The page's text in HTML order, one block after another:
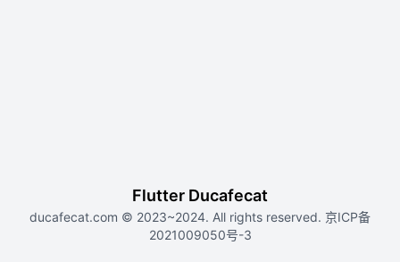
Flutter Ducafecat
ducafecat.com © 2023~2024. All rights reserved. 京ICP备
2021009050号-3